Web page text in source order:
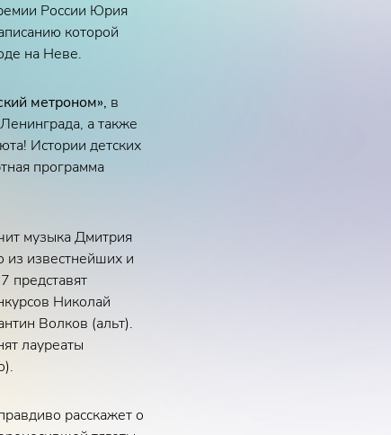
России Юрия
которой
на Неве.
метроном», в
а также
Истории детских
программа
музыка Дмитрия
из известнейших и
представят
Николай
Волков (альт).
лауреаты
расскажет о